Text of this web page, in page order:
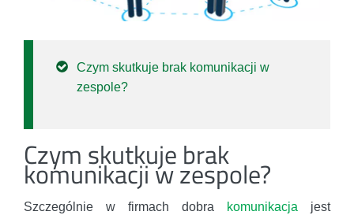
Czym skutkuje brak komunikacji w
zespole?
Czym skutkuje brak
komunikacji w zespole?
Szczególnie w firmach dobra komunikacja jest